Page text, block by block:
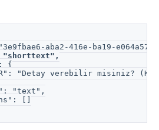
aba2-416e-ba19-
"shorttext",
{
"Detay verebilir misiniz?
"text",
[]